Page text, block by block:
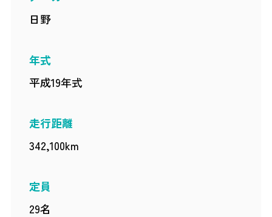
日野
年式
平成19年式
走行距離
342,100km
定員
29名